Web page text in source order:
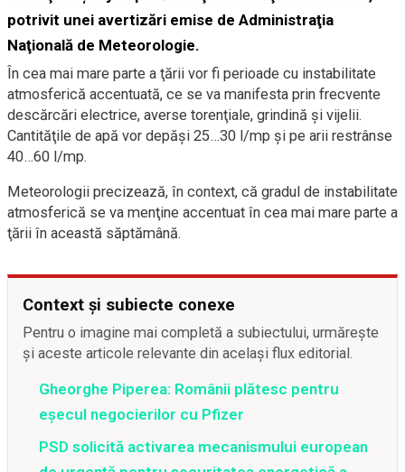
potrivit unei avertizări emise de Administraţia
Naţională de Meteorologie.
În cea mai mare parte a ţării vor fi perioade cu instabilitate
atmosferică accentuată, ce se va manifesta prin frecvente
descărcări electrice, averse torenţiale, grindină şi vijelii.
Cantităţile de apă vor depăşi 25…30 l/mp şi pe arii restrânse
40…60 l/mp.
Meteorologii precizează, în context, că gradul de instabilitate
atmosferică se va menţine accentuat în cea mai mare parte a
ţării în această săptămână.
Context și subiecte conexe
Pentru o imagine mai completă a subiectului, urmărește
și aceste articole relevante din același flux editorial.
Gheorghe Piperea: Românii plătesc pentru
eșecul negocierilor cu Pfizer
PSD solicită activarea mecanismului european